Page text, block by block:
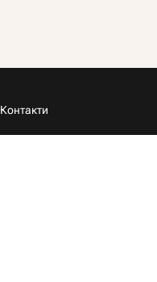
Контакти